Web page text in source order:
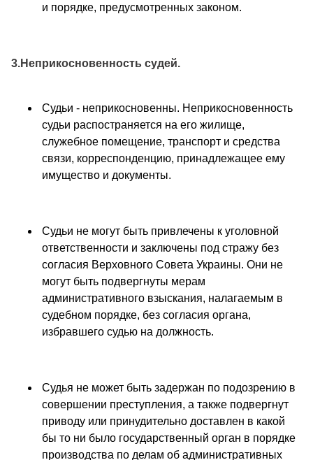
и порядке, предусмотренных законом.
3.Неприкосновенность судей.
Судьи - неприкосновенны. Неприкосновенность
судьи распостраняется на его жилище,
служебное помещение, транспорт и средства
связи, корреспонденцию, принадлежащее ему
имущество и документы.
Судьи не могут быть привлечены к уголовной
ответственности и заключены под стражу без
согласия Верховного Совета Украины. Они не
могут быть подвергнуты мерам
административного взыскания, налагаемым в
судебном порядке, без согласия органа,
избравшего судью на должность.
Судья не может быть задержан по подозрению в
совершении преступления, а также подвергнут
приводу или принудительно доставлен в какой
бы то ни было государственный орган в порядке
производства по делам об административных